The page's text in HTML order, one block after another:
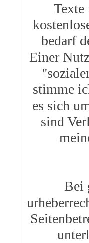
Texte
bedarf
Einer
stimme
es sich
sind
Bei